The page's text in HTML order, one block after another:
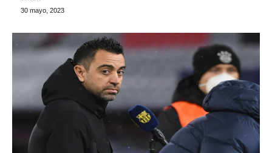
30 mayo, 2023